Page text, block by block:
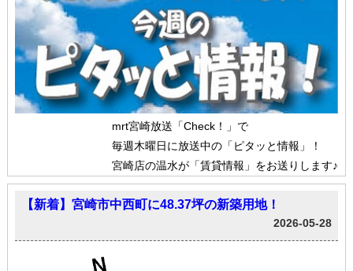
mrt宮崎放送「Check！」で
毎週木曜日に放送中の「ピタッと情報」！
宮崎店の温水が「賃貸情報」をお送りします♪
【新着】宮崎市中西町に48.37坪の新築用地！
2026-05-28